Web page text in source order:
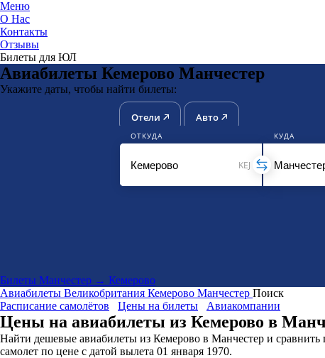
Меню
О Нас
Контакты
Отзывы
Билеты для ЮЛ
Авиабилеты Кемерово Манчестер
Укажите даты, чтобы найти билеты:
Отели Авто
ОТКУДА
KEJ
КУДА
Билеты Манчестер → Кемерово
Авиабилеты Великобритания Кемерово Манчестер Поиск
Расписание самолётов
Цены на билеты Авиакомпании
Цены на авиабилеты из Кемерово в
Найти дешевые авиабилеты из Кемерово в Манчестер и
самолет по цене с датой вылета 01 января 1970.